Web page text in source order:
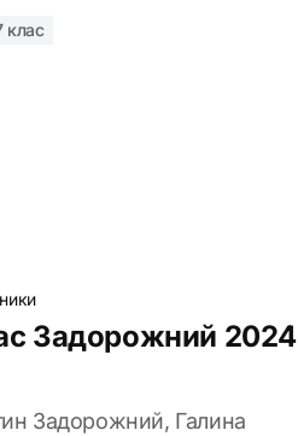
клас
Задорожний 2024
Задорожний, Галина